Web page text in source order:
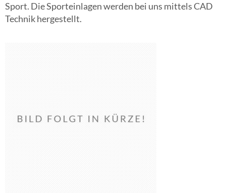
Sport. Die Sporteinlagen werden bei uns mittels CAD
Technik hergestellt.